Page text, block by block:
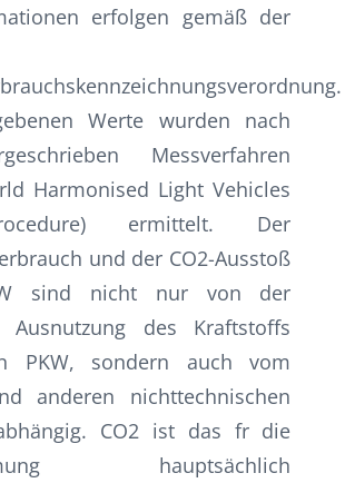
erfolgen gemäß der
Werte wurden nach
Messverfahren
Harmonised Light Vehicles
ermittelt. Der
und der CO2-Ausstoß
sind nicht nur von der
Ausnutzung des Kraftstoffs
PKW, sondern auch vom
anderen nichttechnischen
CO2 ist das fr die
hauptsächlich